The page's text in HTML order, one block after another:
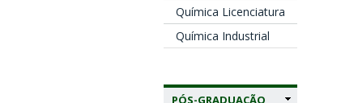
Química Licenciatura
Química Industrial
PÓS-GRADUAÇÃO